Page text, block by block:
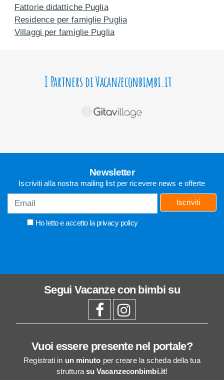
Fattorie didattiche Puglia
Residence per famiglie Puglia
Villaggi per famiglie Puglia
I Partners di Vacanzeconbimbi.it
Newsletter
Iscriviti alla nostra mailing list per ricevere news e offerte
Ho letto e accetto la privacy policy
Iscriviti
Segui Vacanze con bimbi su
Vuoi essere presente nel portale?
Registrati in un minuto per creare la scheda della tua
struttura su Vacanzeconbimbi.it!